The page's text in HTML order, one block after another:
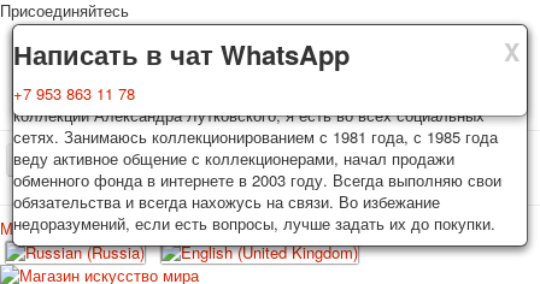
X
Доставка
Колоды, почтовые открытки тщательно упаковываются и
отправляются в течении 3-4 рабочих дней после оплаты.
Исключение: репринт под заказ, такие колоды карт отправляются в
течении 7-8 рабочих дней. Отправка осуществляется почтой России
с треком отслеживания. Цена пересылки зависит от веса и тарифов
почты на момент покупки. По желанию покупателя возможна
отправка СДЕК или другими транспортными компаниями.
X
Гарантия
Вы покупаете колоды игральных карт, почтовые открытки из частной
коллекции Александра Лутковского, я есть во всех социальных
сетях. Занимаюсь коллекционированием с 1981 года, с 1985 года
веду активное общение с коллекционерами, начал продажи
обменного фонда в интернете в 2003 году. Всегда выполняю свои
обязательства и всегда нахожусь на связи. Во избежание
недоразумений, если есть вопросы, лучше задать их до покупки.
X
Написать в чат WhatsApp
+7 953 863 11 78
Присоединяйтесь
TPL_PROTOSTAR_TOGGLE_MENU
Главная Игральные карты Открытки
Меню
Главная
Игральные карты
Войти